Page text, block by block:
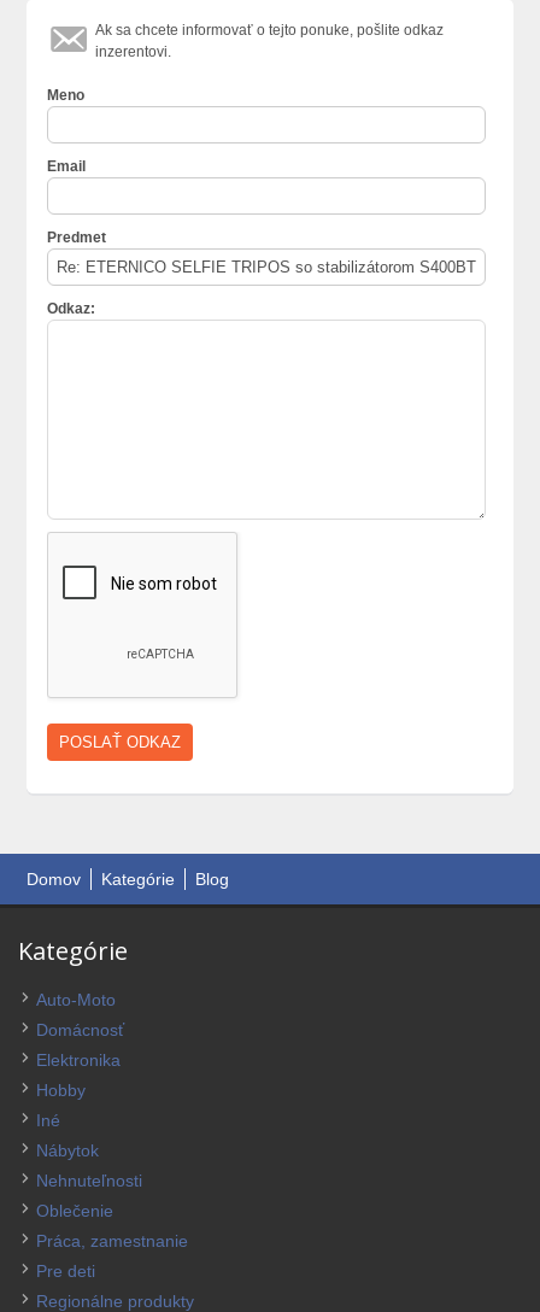
Ak sa chcete informovať o tejto ponuke, pošlite odkaz
inzerentovi.
Meno
Email
Predmet
Odkaz:
Domov Kategórie Blog
Kategórie
Auto-Moto
Domácnosť
Elektronika
Hobby
Iné
Nábytok
Nehnuteľnosti
Oblečenie
Práca, zamestnanie
Pre deti
Regionálne produkty